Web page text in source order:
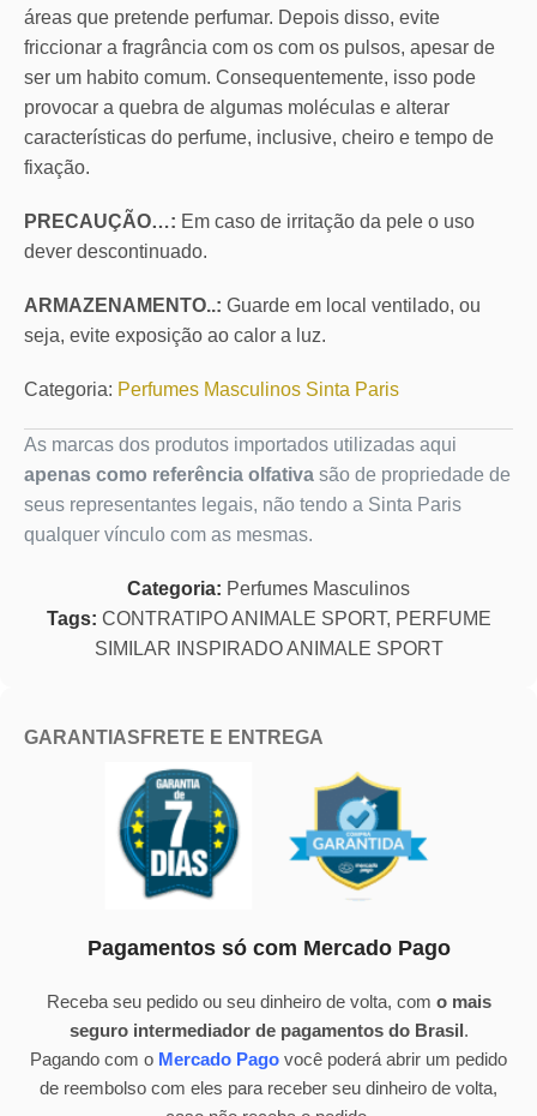
áreas que pretende perfumar. Depois disso, evite
friccionar a fragrância com os com os pulsos, apesar de
ser um habito comum. Consequentemente, isso pode
provocar a quebra de algumas moléculas e alterar
características do perfume, inclusive, cheiro e tempo de
fixação.
PRECAUÇÃO…: Em caso de irritação da pele o uso
dever descontinuado.
ARMAZENAMENTO..: Guarde em local ventilado, ou
seja, evite exposição ao calor a luz.
Categoria: Perfumes Masculinos Sinta Paris
As marcas dos produtos importados utilizadas aqui
apenas como referência olfativa são de propriedade de
seus representantes legais, não tendo a Sinta Paris
qualquer vínculo com as mesmas.
Categoria: Perfumes Masculinos
Tags: CONTRATIPO ANIMALE SPORT, PERFUME
SIMILAR INSPIRADO ANIMALE SPORT
GARANTIAS FRETE E ENTREGA
Pagamentos só com Mercado Pago
Receba seu pedido ou seu dinheiro de volta, com o mais
seguro intermediador de pagamentos do Brasil.
Pagando com o Mercado Pago você poderá abrir um pedido
de reembolso com eles para receber seu dinheiro de volta,